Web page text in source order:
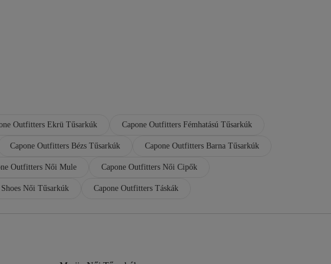
Outfitters Ekrü Tűsarkúk Capone Outfitters Fémhatású Tűsarkúk
Capone Outfitters Bézs Tűsarkúk Capone Outfitters Barna Tűsarkúk
Outfitters Női Mule Capone Outfitters Női Cipők
Női Tűsarkúk Capone Outfitters Táskák